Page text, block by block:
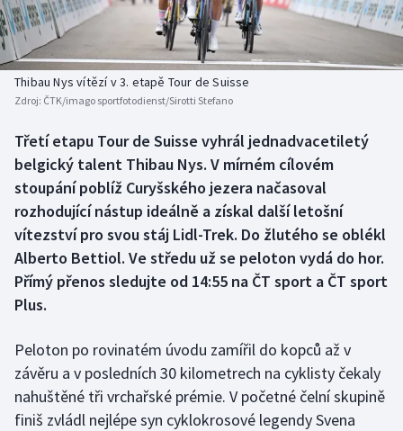
Box
Curling
Florbal
Futsal
Golf
Gymnastika
Jezdectví
Judo
Thibau Nys vítězí v 3. etapě Tour de Suisse
Zdroj: ČTK/imago sportfotodienst/Sirotti Stefano
Třetí etapu Tour de Suisse vyhrál jednadvacetiletý
belgický talent Thibau Nys. V mírném cílovém
stoupání poblíž Curyšského jezera načasoval
rozhodující nástup ideálně a získal další letošní
vítezství pro svou stáj Lidl-Trek. Do žlutého se oblékl
Alberto Bettiol. Ve středu už se peloton vydá do hor.
Přímý přenos sledujte od 14:55 na ČT sport a ČT sport
Plus.
Peloton po rovinatém úvodu zamířil do kopců až v
závěru a v posledních 30 kilometrech na cyklisty čekaly
nahuštěné tři vrchařské prémie. V početné čelní skupině
finiš zvládl nejlépe syn cyklokrosové legendy Svena